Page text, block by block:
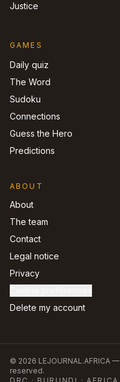
Justice
GAMES
Daily quiz
The Word
Sudoku
Connections
Guess the Hero
Predictions
ABOUT
About
The team
Contact
Legal notice
Privacy
Delete my account
© 2026 LEJOURNAL.AFRICA —
reserved.